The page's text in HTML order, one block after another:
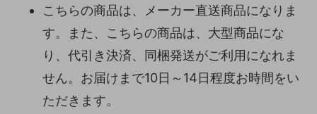
こちらの商品は、メーカー直送商品になりま
す。また、こちらの商品は、大型商品にな
り、代引き決済、同梱発送がご利用になれま
せん。お届けまで10日～14日程度お時間をい
ただきます。